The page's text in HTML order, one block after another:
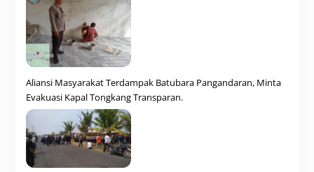
Aliansi Masyarakat Terdampak Batubara Pangandaran, Minta
Evakuasi Kapal Tongkang Transparan.